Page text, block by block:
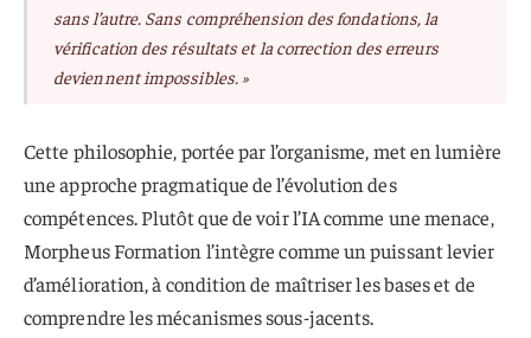
sans l’autre. Sans compréhension des fondations, la
vérification des résultats et la correction des erreurs
deviennent impossibles. »
Cette philosophie, portée par l’organisme, met en lumière
une approche pragmatique de l’évolution des
compétences. Plutôt que de voir l’IA comme une menace,
Morpheus Formation l’intègre comme un puissant levier
d’amélioration, à condition de maîtriser les bases et de
comprendre les mécanismes sous-jacents.